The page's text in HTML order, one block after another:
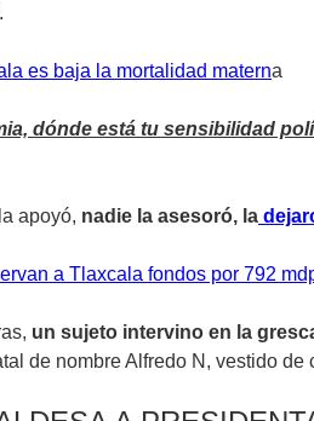
es baja la mortalidad materna
dónde está tu sensibilidad
apoyó, nadie la asesoró, la
a Tlaxcala fondos por 792
un sujeto intervino en la
de nombre Alfredo N, vestido de